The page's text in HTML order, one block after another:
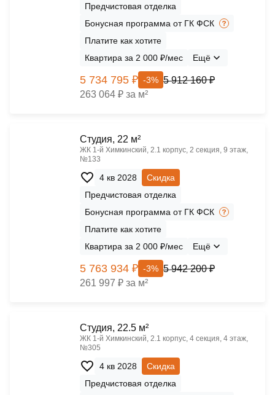
Предчистовая отделка
Бонусная программа от ГК ФСК
Платите как хотите
Квартира за 2 000 ₽/мес
Ещё
5 734 795 ₽ -3% 5 912 160 ₽
263 064 ₽ за м²
Cтудия, 22 м²
ЖК 1‑й Химкинский, 2.1 корпус, 2 секция, 9 этаж,
№133
4 кв 2028
Скидка
Предчистовая отделка
Бонусная программа от ГК ФСК
Платите как хотите
Квартира за 2 000 ₽/мес
Ещё
5 763 934 ₽ -3% 5 942 200 ₽
261 997 ₽ за м²
Cтудия, 22.5 м²
ЖК 1‑й Химкинский, 2.1 корпус, 4 секция, 4 этаж,
№305
4 кв 2028
Скидка
Предчистовая отделка